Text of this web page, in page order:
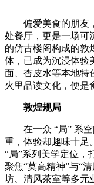
偏爱美食的朋友
处餐厅，更是一场可
的仿古楼阁构成的敦
体，已成为沉浸体验
面、杏皮水等本地特
火里品读文化，便是
敦煌规局
在一众 “局” 系
重，体验却趣味十足
“局”系列美学定位，
聚焦“莫高精神”与“
坊、清风茶室等多元